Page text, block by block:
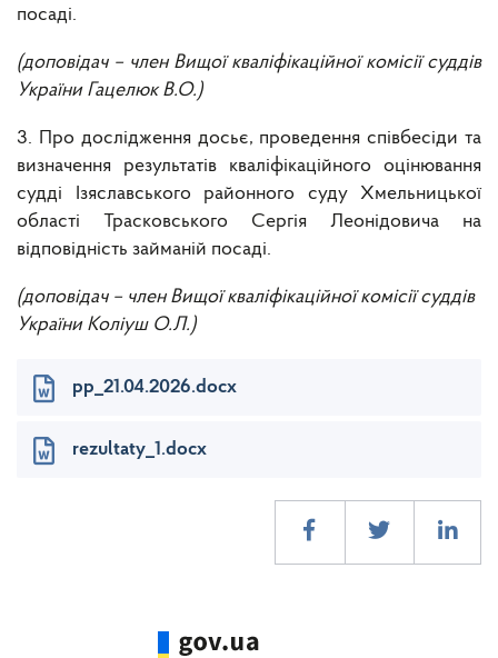
посаді.
(доповідач – член Вищої кваліфікаційної комісії суддів
України Гацелюк В.О.)
3. Про дослідження досьє, проведення співбесіди та
визначення результатів кваліфікаційного оцінювання
судді Ізяславського районного суду Хмельницької
області Трасковського Сергія Леонідовича на
відповідність займаній посаді.
(доповідач – член Вищої кваліфікаційної комісії суддів
України Коліуш О.Л.)
pp_21.04.2026.docx
rezultaty_1.docx